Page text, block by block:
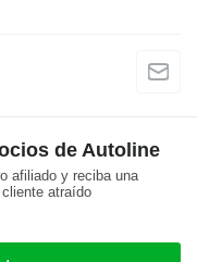
de Autoline
afiliado y reciba una
atraído